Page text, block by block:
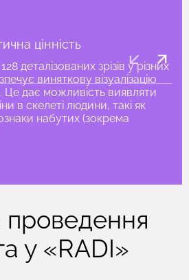
цінність
деталізованих зрізів у різних
виняткову візуалізацію
Це дає можливість виявляти
в скелеті людини, такі як
набутих (зокрема
проведення
у «RADI»